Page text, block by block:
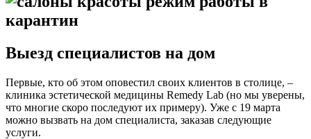
Выезд специалистов на дом
Первые, кто об этом оповестил своих клиентов в столице, –
клиника эстетической медицины Remedy Lab (но мы уверены,
что многие скоро последуют их примеру). Уже с 19 марта
можно вызвать на дом специалиста, заказав следующие
услуги.